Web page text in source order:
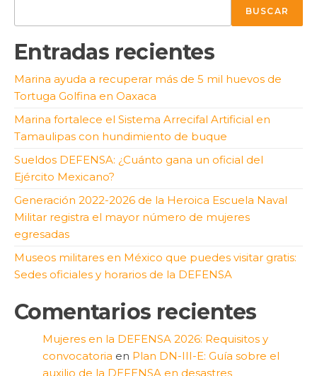
BUSCAR
Entradas recientes
Marina ayuda a recuperar más de 5 mil huevos de
Tortuga Golfina en Oaxaca
Marina fortalece el Sistema Arrecifal Artificial en
Tamaulipas con hundimiento de buque
Sueldos DEFENSA: ¿Cuánto gana un oficial del
Ejército Mexicano?
Generación 2022-2026 de la Heroica Escuela Naval
Militar registra el mayor número de mujeres
egresadas
Museos militares en México que puedes visitar gratis:
Sedes oficiales y horarios de la DEFENSA
Comentarios recientes
Mujeres en la DEFENSA 2026: Requisitos y
convocatoria en Plan DN-III-E: Guía sobre el
auxilio de la DEFENSA en desastres